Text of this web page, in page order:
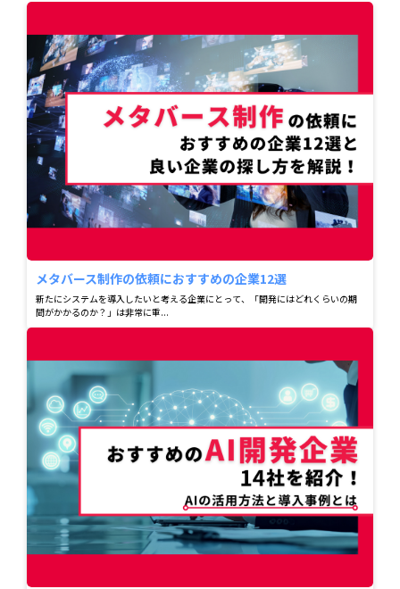
メタバース制作の依頼におすすめの企業12選
新たにシステムを導入したいと考える企業にとって、「開発にはどれくらいの期
間がかかるのか？」は非常に重...